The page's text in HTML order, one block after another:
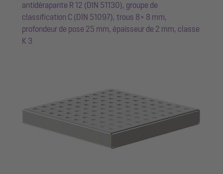
antidérapante R 12 (DIN 51130), groupe de
classification C (DIN 51097), trous 8× 8 mm,
profondeur de pose 25 mm, épaisseur de 2 mm, classe
K 3